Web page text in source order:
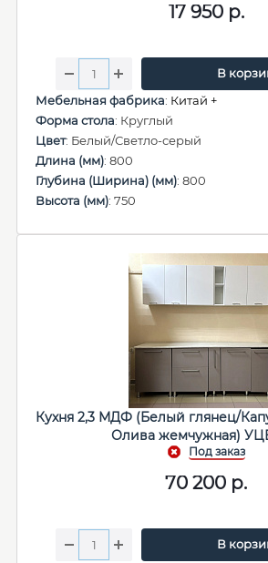
17 950р.
В
Мебельная фабрика: Китай +
Форма стола: Круглый
Цвет: Белый/Светло-серый
Длина (мм): 800
Глубина (Ширина) (мм): 800
Высота (мм): 750
Кухня 2,3 МДФ (Белый глянец/Капучино/Столешка
Олива жемчужная)
70 200 р.
В